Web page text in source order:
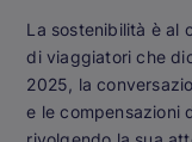
La sostenibilità è al
di viaggiatori che
2025, la
e le compensazioni